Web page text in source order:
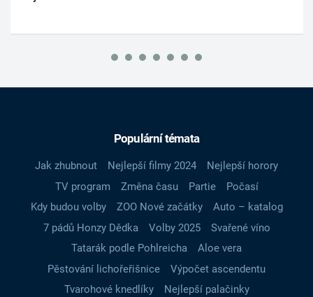
Populární témata
Jak zhubnout Nejlepší filmy 2024
Nejlepší horory
TV program
Změna času Partie
Počasí
Kdy budou volby
ZOO Nové začátky
Auto – katalog
7 pádů Honzy Dědka
Volby 2025
Svařené víno
Tatarák podle Pohlreicha
Aloe vera
Pěstování lichořeřišnice
Výpočet ascendentu
Tvarohové knedlíky
Nejlepší palačinky